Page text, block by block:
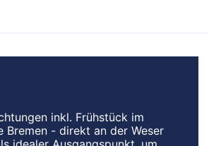
inkl. Frühstück im
Bremen - direkt an der Weser